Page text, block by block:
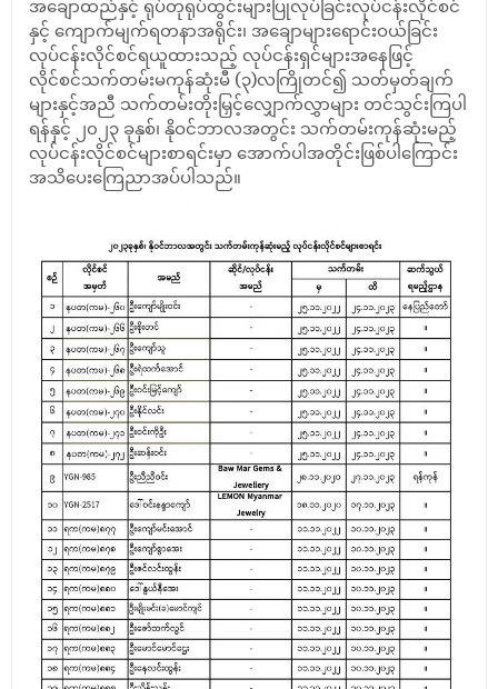
အချောထည်နှင့် ရုပ်တုရုပ်ထွင်းများပြုလုပ်ခြင်းလုပ်ငန်းလိုင်စင်
နှင့် ကျောက်မျက်ရတနာအရိုင်း၊ အချောများရောင်းဝယ်ခြင်း
လုပ်ငန်းလိုင်စင်ရယူထားသည့် လုပ်ငန်းရှင်များအနေဖြင့်
လိုင်စင်သက်တမ်းမကုန်ဆုံးမီ (၃)လကြိုတင်၍ သတ်မှတ်ချက်
များနှင့်အညီ သက်တမ်းတိုးမြှင့်လျှောက်လွှာများ တင်သွင်းကြပါ
ရန်နှင့် ၂၀၂၃ ခုနှစ်၊ နိုဝင်ဘာလအတွင်း သက်တမ်းကုန်ဆုံးမည့်
လုပ်ငန်းလိုင်စင်များစာရင်းမှာ အောက်ပါအတိုင်းဖြစ်ပါကြောင်း
အသိပေးကြေညာအပ်ပါသည်။